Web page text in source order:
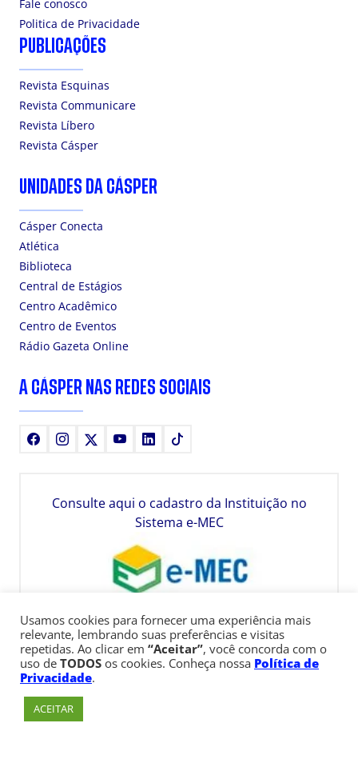
Fale conosco
Politica de Privacidade
PUBLICAÇÕES
Revista Esquinas
Revista Communicare
Revista Líbero
Revista Cásper
UNIDADES DA CÁSPER
Cásper Conecta
Atlética
Biblioteca
Central de Estágios
Centro Acadêmico
Centro de Eventos
Rádio Gazeta Online
A CÁSPER NAS REDES SOCIAIS
FacebookInstagram YoutubeLinkedIn
Consulte aqui o cadastro da Instituição no
Sistema e-MEC
Usamos cookies para fornecer uma experiência mais
relevante, lembrando suas preferências e visitas
repetidas. Ao clicar em “Aceitar”, você concorda com o
uso de TODOS os cookies. Conheça nossa Política de
Privacidade.
ACEITAR